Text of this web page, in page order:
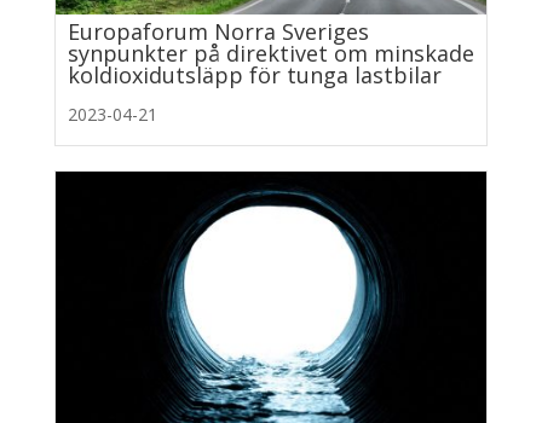
Europaforum Norra Sveriges
synpunkter på direktivet om minskade
koldioxidutsläpp för tunga lastbilar
2023-04-21